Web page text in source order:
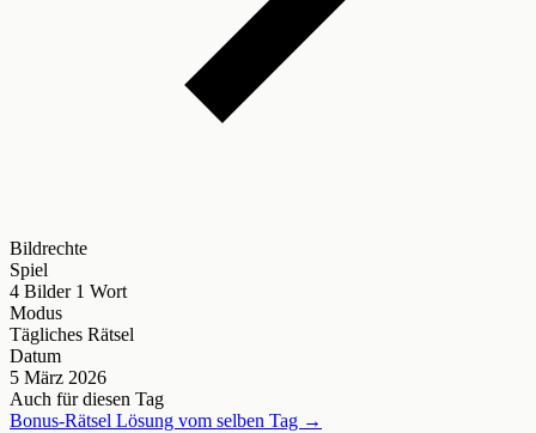
Bildrechte
Spiel
4 Bilder 1 Wort
Modus
Tägliches Rätsel
Datum
5 März 2026
Auch für diesen Tag
Bonus-Rätsel Lösung vom selben Tag →